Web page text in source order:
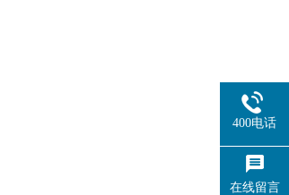
400电话
在线留言